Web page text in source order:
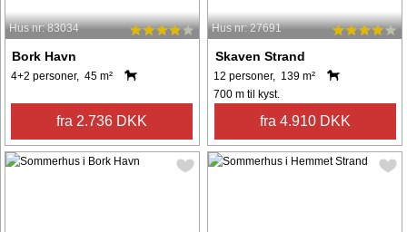
Hus nr: 83034
Bork Havn
4+2 personer, 45 m²
fra 2.736 DKK
Hus nr: 27691
Skaven Strand
12 personer, 139 m²
700 m til kyst.
fra 4.910 DKK